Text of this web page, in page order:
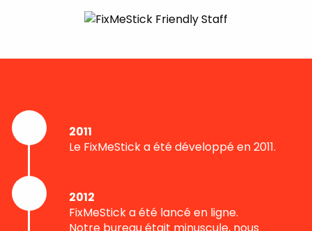
2011
Le FixMeStick a été développé en 2011.
2012
FixMeStick a été lancé en ligne.